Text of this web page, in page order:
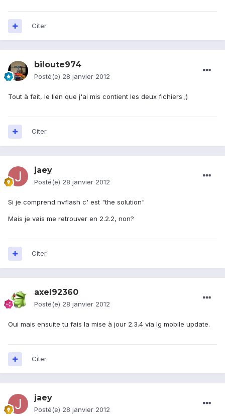
Citer
biloute974
Posté(e) 28 janvier 2012
Tout à fait, le lien que j'ai mis contient les deux fichiers ;)
Citer
jaey
Posté(e) 28 janvier 2012
Si je comprend nvflash c' est "the solution"
Mais je vais me retrouver en 2.2.2, non?
Citer
axel92360
Posté(e) 28 janvier 2012
Oui mais ensuite tu fais la mise à jour 2.3.4 via lg mobile update.
Citer
jaey
Posté(e) 28 janvier 2012